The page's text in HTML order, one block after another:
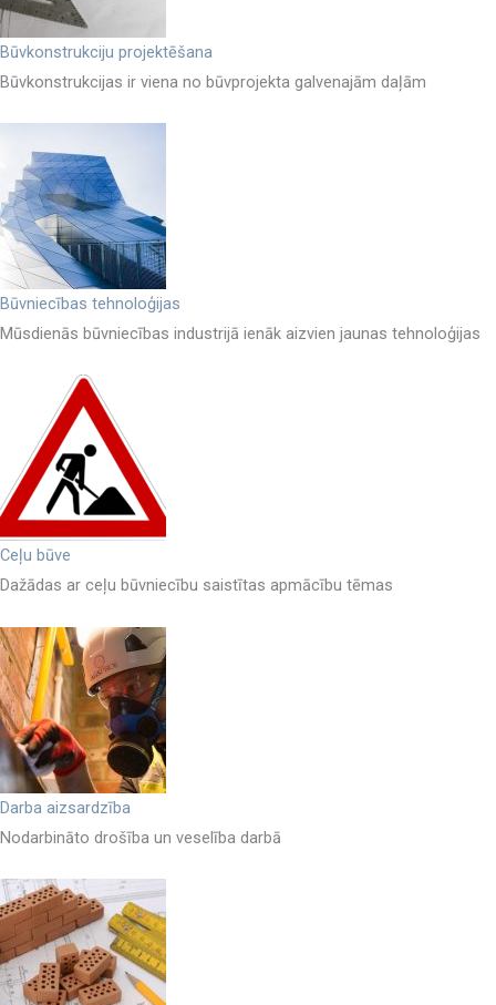
Būvkonstrukciju projektēšana
Būvkonstrukcijas ir viena no būvprojekta galvenajām daļām
Būvniecības tehnoloģijas
Mūsdienās būvniecības industrijā ienāk aizvien jaunas tehnoloģijas
Ceļu būve
Dažādas ar ceļu būvniecību saistītas apmācību tēmas
Darba aizsardzība
Nodarbināto drošība un veselība darbā